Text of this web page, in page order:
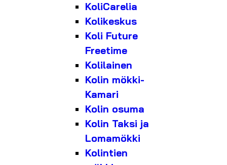
KoliCarelia
Kolikeskus
Koli Future
Freetime
Kolilainen
Kolin mökki-
Kamari
Kolin osuma
Kolin Taksi ja
Lomamökki
Kolintien